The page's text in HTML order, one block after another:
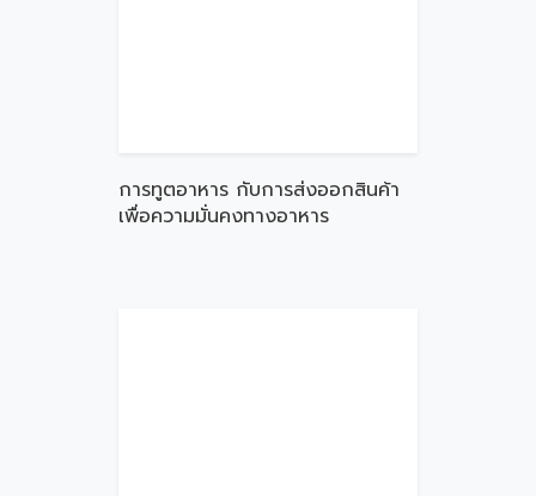
การทูตอาหาร กับการส่งออกสินค้า
เพื่อความมั่นคงทางอาหาร